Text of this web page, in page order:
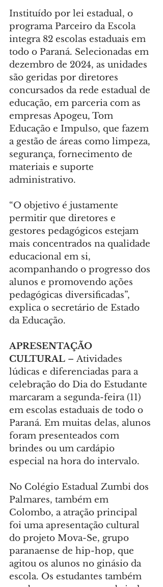
Instituído por lei estadual, o
programa Parceiro da Escola
integra 82 escolas estaduais em
todo o Paraná. Selecionadas em
dezembro de 2024, as unidades
são geridas por diretores
concursados da rede estadual de
educação, em parceria com as
empresas Apogeu, Tom
Educação e Impulso, que fazem
a gestão de áreas como limpeza,
segurança, fornecimento de
materiais e suporte
administrativo.
“O objetivo é justamente
permitir que diretores e
gestores pedagógicos estejam
mais concentrados na qualidade
educacional em si,
acompanhando o progresso dos
alunos e promovendo ações
pedagógicas diversificadas”,
explica o secretário de Estado
da Educação.
APRESENTAÇÃO
CULTURAL – Atividades
lúdicas e diferenciadas para a
celebração do Dia do Estudante
marcaram a segunda-feira (11)
em escolas estaduais de todo o
Paraná. Em muitas delas, alunos
foram presenteados com
brindes ou um cardápio
especial na hora do intervalo.
No Colégio Estadual Zumbi dos
Palmares, também em
Colombo, a atração principal
foi uma apresentação cultural
do projeto Mova-Se, grupo
paranaense de hip-hop, que
agitou os alunos no ginásio da
escola. Os estudantes também